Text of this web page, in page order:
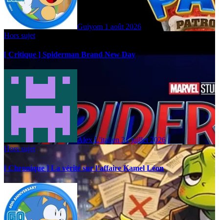
Guiyom 1 août 2026
Hors sujet
[ Critique ] Spiderman Brand New Day
Alex L'italien 31 juillet 2026
Hors sujet
[ Chronique ] La vérité sur l’affaire Kamel Léon